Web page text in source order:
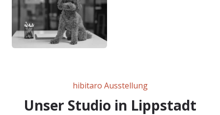
hibitaro Ausstellung
Unser Studio in Lippstadt